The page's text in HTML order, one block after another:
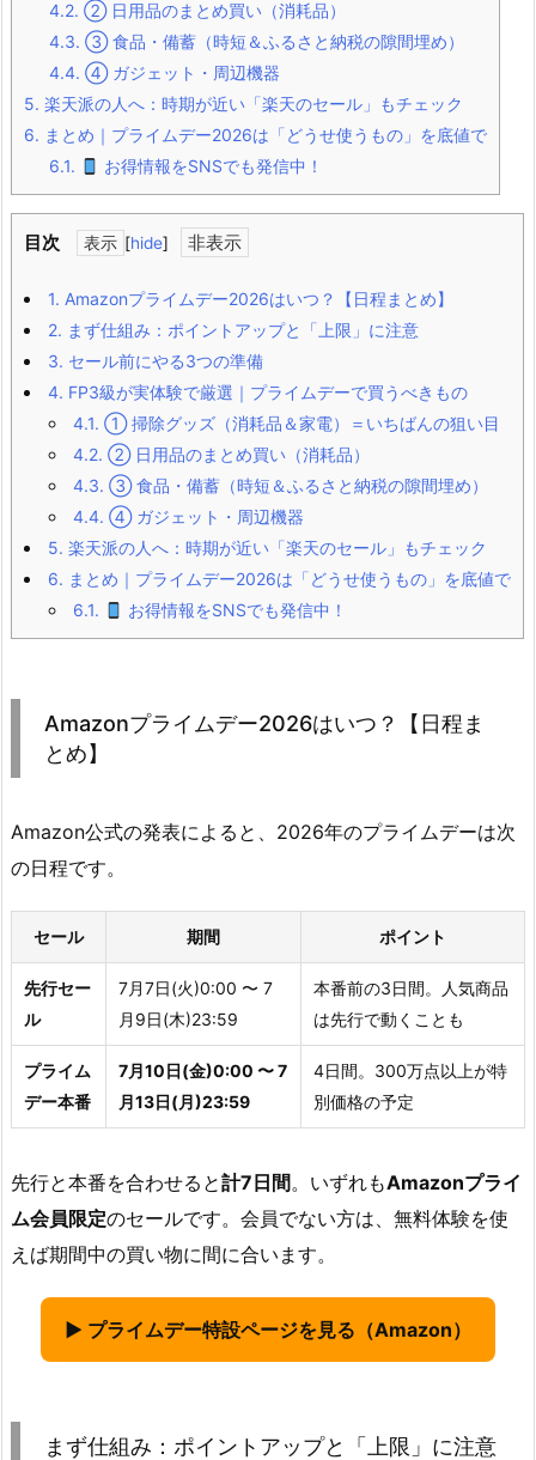
4.2. ② 日用品のまとめ買い（消耗品）
4.3. ③ 食品・備蓄（時短＆ふるさと納税の隙間埋め）
4.4. ④ ガジェット・周辺機器
5. 楽天派の人へ：時期が近い「楽天のセール」もチェック
6. まとめ｜プライムデー2026は「どうせ使うもの」を底値で
6.1.
お得情報をSNSでも発信中！
目次 [hide]
1. Amazonプライムデー2026はいつ？【日程まとめ】
2. まず仕組み：ポイントアップと「上限」に注意
3. セール前にやる3つの準備
4. FP3級が実体験で厳選｜プライムデーで買うべきもの
4.1. ① 掃除グッズ（消耗品＆家電）＝いちばんの狙い目
4.2. ② 日用品のまとめ買い（消耗品）
4.3. ③ 食品・備蓄（時短＆ふるさと納税の隙間埋め）
4.4. ④ ガジェット・周辺機器
5. 楽天派の人へ：時期が近い「楽天のセール」もチェック
6. まとめ｜プライムデー2026は「どうせ使うもの」を底値で
6.1.
お得情報をSNSでも発信中！
Amazonプライムデー2026はいつ？【日程ま
とめ】
Amazon公式の発表によると、2026年のプライムデーは次
の日程です。
セール 期間 ポイント
先行セー
ル
7月7日(火)0:00 〜 7
月9日(木)23:59
本番前の3日間。人気商品
は先行で動くことも
プライム
デー本番
7月10日(金)0:00 〜 7
月13日(月)23:59
4日間。300万点以上が特
別価格の予定
先行と本番を合わせると計7日間。いずれもAmazonプライ
ム会員限定のセールです。会員でない方は、無料体験を使
えば期間中の買い物に間に合います。
▶ プライムデー特設ページを見る（Amazon）
まず仕組み：ポイントアップと「上限」に注意